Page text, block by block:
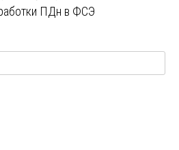
ПДн в ФСЭ